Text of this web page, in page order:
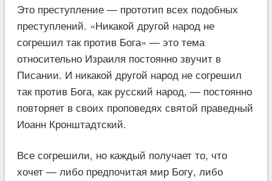
Это преступление — прототип всех подобных
преступлений. «Никакой другой народ не
согрешил так против Бога» — это тема
относительно Израиля постоянно звучит в
Писании. И никакой другой народ не согрешил
так против Бога, как русский народ, — постоянно
повторяет в своих проповедях святой праведный
Иоанн Кронштадтский.
Все согрешили, но каждый получает то, что
хочет — либо предпочитая мир Богу, либо